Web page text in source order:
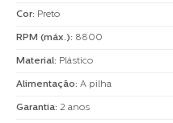
Cor: Preto
RPM (máx.): 8800
Material: Plástico
Alimentação: A pilha
Garantia: 2 anos